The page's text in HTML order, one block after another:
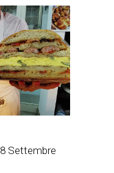
8 Settembre